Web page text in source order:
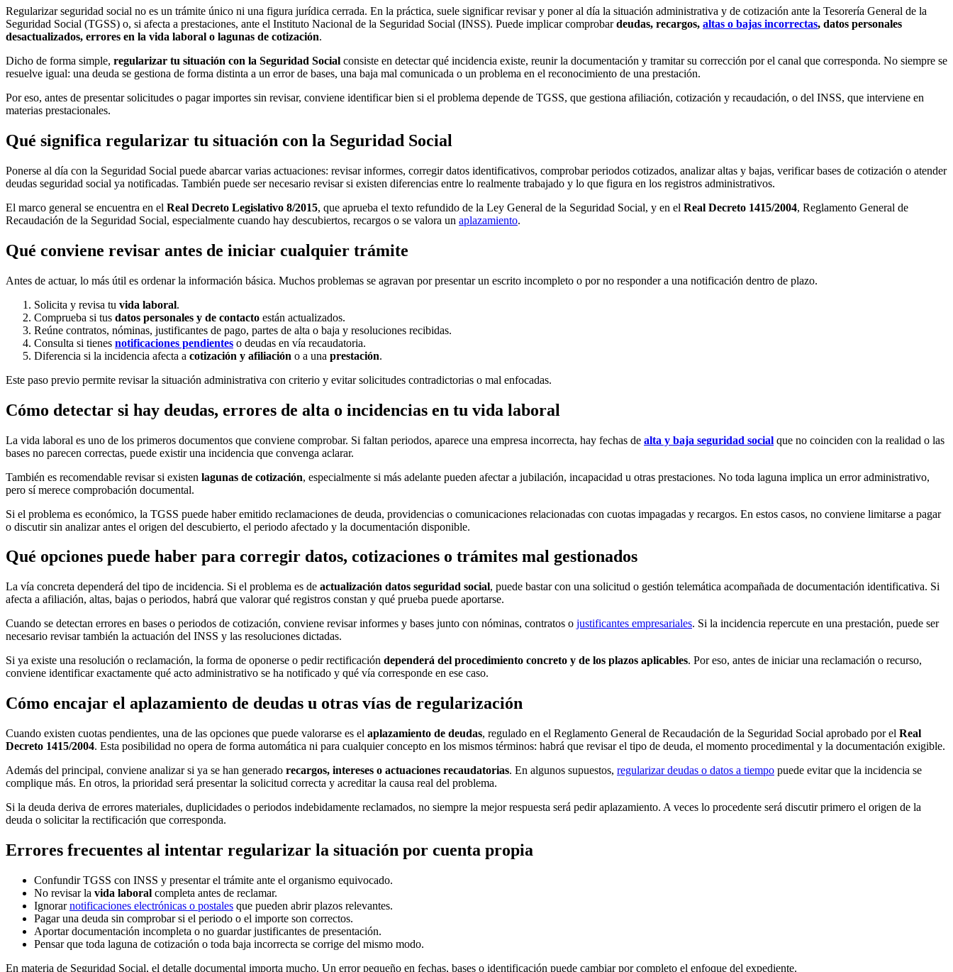
Regularizar seguridad social no es un trámite único ni una figura jurídica cerrada. En la práctica, suele significar revisar y poner al día la situación administrativa y de cotización ante la Tesorería General de la
Seguridad Social (TGSS) o, si afecta a prestaciones, ante el Instituto Nacional de la Seguridad Social (INSS). Puede implicar comprobardeudas, recargos, altas o bajas incorrectas, datos personales
desactualizados, errores en la vida laboral o lagunas de cotización.
Dicho de forma simple, regularizar tu situación con la Seguridad Social consiste en detectar qué incidencia existe, reunir la documentación y tramitar su corrección por el canal que corresponda. No siempre se
resuelve igual: una deuda se gestiona de forma distinta a un error de bases, una baja mal comunicada o un problema en el reconocimiento de una prestación.
Por eso, antes de presentar solicitudes o pagar importes sin revisar, conviene identificar bien si el problema depende de TGSS, que gestiona afiliación, cotización y recaudación, o del INSS, que interviene en
materias prestacionales.
Qué significa regularizar tu situación con la Seguridad Social
Ponerse al día con la Seguridad Social puede abarcar varias actuaciones: revisar informes, corregir datos identificativos, comprobar periodos cotizados, analizar altas y bajas, verificar bases de cotización o atender
deudas seguridad social ya notificadas. También puede ser necesario revisar si existen diferencias entre lo realmente trabajado y lo que figura en los registros administrativos.
El marco general se encuentra en el Real Decreto Legislativo 8/2015, que aprueba el texto refundido de la Ley General de la Seguridad Social, y en el Real Decreto 1415/2004, Reglamento General de
Recaudación de la Seguridad Social, especialmente cuando hay descubiertos, recargos o se valora un aplazamiento.
Qué conviene revisar antes de iniciar cualquier trámite
Antes de actuar, lo más útil es ordenar la información básica. Muchos problemas se agravan por presentar un escrito incompleto o por no responder a una notificación dentro de plazo.
Solicita y revisa tu vida laboral.
Comprueba si tus datos personales y de contacto están actualizados.
Reúne contratos, nóminas, justificantes de pago, partes de alta o baja y resoluciones recibidas.
Consulta si tienes notificaciones pendientes o deudas en vía recaudatoria.
Diferencia si la incidencia afecta a cotización y afiliación o a una prestación.
Este paso previo permite revisar la situación administrativa con criterio y evitar solicitudes contradictorias o mal enfocadas.
Cómo detectar si hay deudas, errores de alta o incidencias en tu vida laboral
La vida laboral es uno de los primeros documentos que conviene comprobar. Si faltan periodos, aparece una empresa incorrecta, hay fechas de alta y baja seguridad social que no coinciden con la realidad o las
bases no parecen correctas, puede existir una incidencia que convenga aclarar.
También es recomendable revisar si existen lagunas de cotización, especialmente si más adelante pueden afectar a jubilación, incapacidad u otras prestaciones. No toda laguna implica un error administrativo,
pero sí merece comprobación documental.
Si el problema es económico, la TGSS puede haber emitido reclamaciones de deuda, providencias o comunicaciones relacionadas con cuotas impagadas y recargos. En estos casos, no conviene limitarse a pagar
o discutir sin analizar antes el origen del descubierto, el periodo afectado y la documentación disponible.
Qué opciones puede haber para corregir datos, cotizaciones o trámites mal gestionados
La vía concreta dependerá del tipo de incidencia. Si el problema es de actualización datos seguridad social, puede bastar con una solicitud o gestión telemática acompañada de documentación identificativa. Si
afecta a afiliación, altas, bajas o periodos, habrá que valorar qué registros constan y qué prueba puede aportarse.
Cuando se detectan errores en bases o periodos de cotización, conviene revisar informes y bases junto con nóminas, contratos o justificantes empresariales. Si la incidencia repercute en una prestación, puede ser
necesario revisar también la actuación del INSS y las resoluciones dictadas.
Si ya existe una resolución o reclamación, la forma de oponerse o pedir rectificación dependerá del procedimiento concreto y de los plazos aplicables. Por eso, antes de iniciar una reclamación o recurso,
conviene identificar exactamente qué acto administrativo se ha notificado y qué vía corresponde en ese caso.
Cómo encajar el aplazamiento de deudas u otras vías de regularización
Cuando existen cuotas pendientes, una de las opciones que puede valorarse es el aplazamiento de deudas, regulado en el Reglamento General de Recaudación de la Seguridad Social aprobado por el Real
Decreto 1415/2004. Esta posibilidad no opera de forma automática ni para cualquier concepto en los mismos términos: habrá que revisar el tipo de deuda, el momento procedimental y la documentación exigible.
Además del principal, conviene analizar si ya se han generado recargos, intereses o actuaciones recaudatorias. En algunos supuestos, regularizar deudas o datos a tiempo puede evitar que la incidencia se
complique más. En otros, la prioridad será presentar la solicitud correcta y acreditar la causa real del problema.
Si la deuda deriva de errores materiales, duplicidades o periodos indebidamente reclamados, no siempre la mejor respuesta será pedir aplazamiento. A veces lo procedente será discutir primero el origen de la
deuda o solicitar la rectificación que corresponda.
Errores frecuentes al intentar regularizar la situación por cuenta propia
Confundir TGSS con INSS y presentar el trámite ante el organismo equivocado.
No revisar la vida laboral completa antes de reclamar.
Ignorarnotificaciones electrónicas o postales que pueden abrir plazos relevantes.
Pagar una deuda sin comprobar si el periodo o el importe son correctos.
Aportar documentación incompleta o no guardar justificantes de presentación.
Pensar que toda laguna de cotización o toda baja incorrecta se corrige del mismo modo.
En materia de Seguridad Social, el detalle documental importa mucho. Un error pequeño en fechas, bases o identificación puede cambiar por completo el enfoque del expediente.